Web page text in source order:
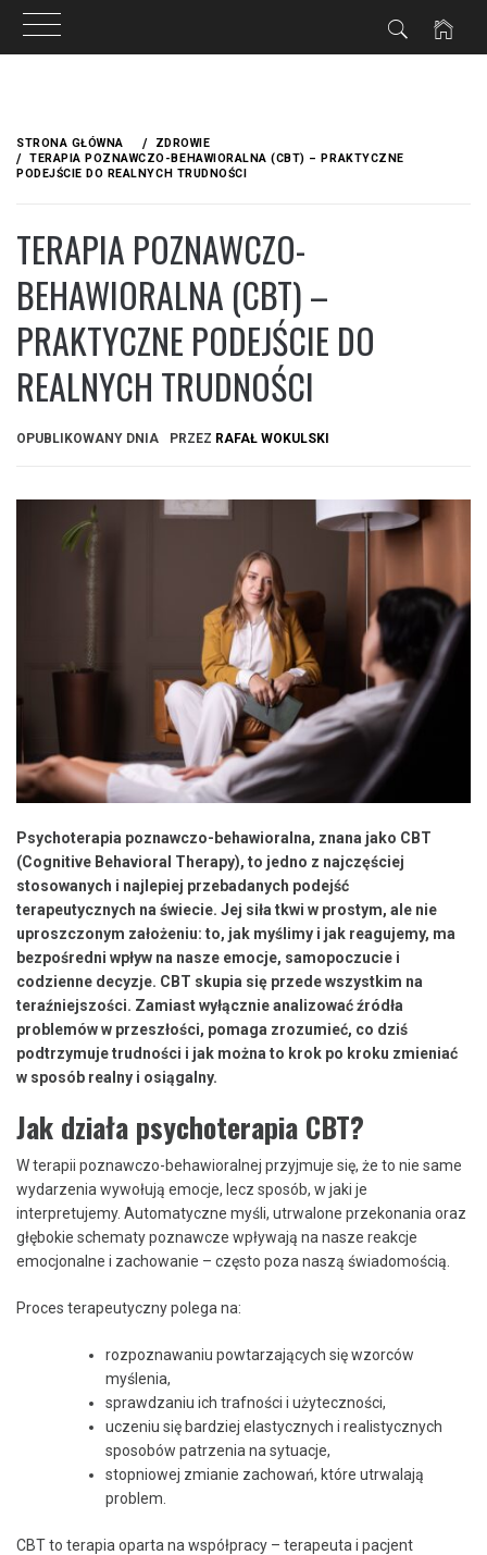
treściSTRONA GŁÓWNA
ZDROWIE
TERAPIA POZNAWCZO-BEHAWIORALNA (CBT) – PRAKTYCZNE
PODEJŚCIE DO REALNYCH TRUDNOŚCI
TERAPIA POZNAWCZO-
BEHAWIORALNA (CBT) –
PRAKTYCZNE PODEJŚCIE DO
REALNYCH TRUDNOŚCI
OPUBLIKOWANY DNIA PRZEZ RAFAŁ WOKULSKI
Psychoterapia poznawczo-behawioralna, znana jako CBT
(Cognitive Behavioral Therapy), to jedno z najczęściej
stosowanych i najlepiej przebadanych podejść
terapeutycznych na świecie. Jej siła tkwi w prostym, ale nie
uproszczonym założeniu: to, jak myślimy i jak reagujemy, ma
bezpośredni wpływ na nasze emocje, samopoczucie i
codzienne decyzje. CBT skupia się przede wszystkim na
teraźniejszości. Zamiast wyłącznie analizować źródła
problemów w przeszłości, pomaga zrozumieć, co dziś
podtrzymuje trudności i jak można to krok po kroku zmieniać
w sposób realny i osiągalny.
Jak działa psychoterapia CBT?
W terapii poznawczo-behawioralnej przyjmuje się, że to nie same
wydarzenia wywołują emocje, lecz sposób, w jaki je
interpretujemy. Automatyczne myśli, utrwalone przekonania oraz
głębokie schematy poznawcze wpływają na nasze reakcje
emocjonalne i zachowanie – często poza naszą świadomością.
Proces terapeutyczny polega na:
rozpoznawaniu powtarzających się wzorców
myślenia,
sprawdzaniu ich trafności i użyteczności,
uczeniu się bardziej elastycznych i realistycznych
sposobów patrzenia na sytuacje,
stopniowej zmianie zachowań, które utrwalają
problem.
CBT to terapia oparta na współpracy – terapeuta i pacjent